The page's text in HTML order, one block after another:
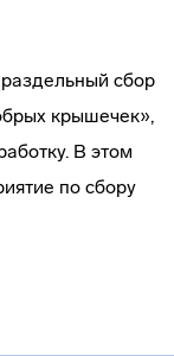
сбор
крышечек»,
В этом
по сбору